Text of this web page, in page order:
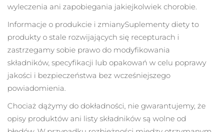
wyleczenia ani zapobiegania jakiejkolwiek chorobie.
Informacje o produkcie i zmianySuplementy diety to
produkty o stale rozwijających się recepturach i
zastrzegamy sobie prawo do modyfikowania
składników, specyfikacji lub opakowań w celu poprawy
jakości i bezpieczeństwa bez wcześniejszego
powiadomienia.
Chociaż dążymy do dokładności, nie gwarantujemy, że
opisy produktów ani listy składników są wolne od
Monako
Oczekiwany czas dostawy
Holandia
Oczekiwany czas dostawy
Nowa Zelandia
Oczekiwany czas dostawy
8/9/26
Oman
Oczekiwany czas dostawy